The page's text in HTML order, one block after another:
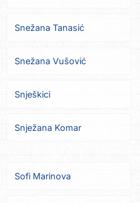
Snežana Tanasić
Snežana Vušović
Snješkici
Snježana Komar
Sofi Marinova